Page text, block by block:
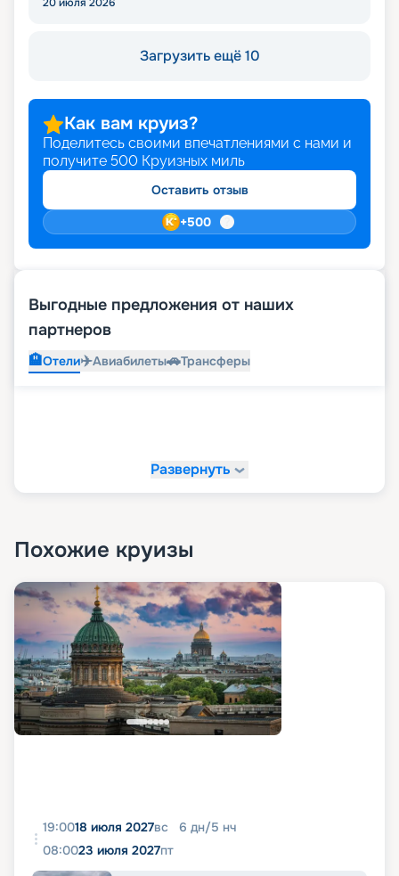
Загрузить ещё 10
Как вам круиз?
Поделитесь своими впечатлениями с нами и
получите 500 Круизных миль
Оставить отзыв
+500
Выгодные предложения от наших
партнеров
🏨Отели✈️Авиабилеты🚗Трансферы
Развернуть
Похожие круизы
19:0018 июля 2027вс 6 дн/5 нч
08:0023 июля 2027пт